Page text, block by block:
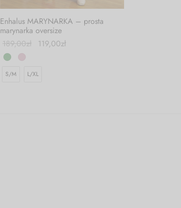
Enhalus MARYNARKA – prosta
marynarka oversize
189,00zł 119,00zł
S/M L/XL